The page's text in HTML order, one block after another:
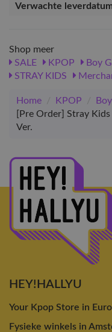
Verwachte
Shop meer
SALE
KPOP Boy
STRAY KIDS
Home / KPOP /
[Pre Order] Stray
Ver.
HEY!HALLYU
Your Kpop Store in
Fysieke winkels in